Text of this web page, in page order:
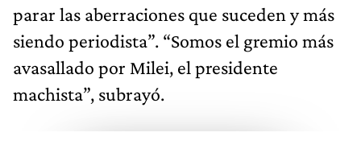
parar las aberraciones que suceden y más
siendo periodista”. “Somos el gremio más
avasallado por Milei, el presidente
machista”, subrayó.